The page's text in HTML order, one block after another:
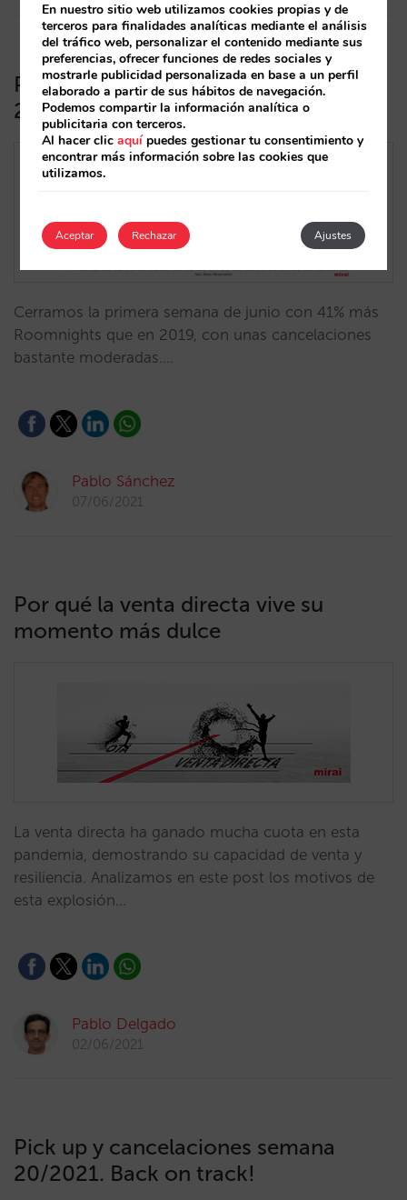
Pick up y cancelaciones semana
22/2021. Junio empieza con récords
Cerramos la primera semana de junio con 41% más
Roomnights que en 2019, con unas cancelaciones
bastante moderadas.…
Pablo Sánchez
07/06/2021
Por qué la venta directa vive su
momento más dulce
La venta directa ha ganado mucha cuota en esta
pandemia, demostrando su capacidad de venta y
resiliencia. Analizamos en este post los motivos de
esta explosión…
Pablo Delgado
02/06/2021
Pick up y cancelaciones semana
20/2021. Back on track!
En nuestro sitio web utilizamos cookies propias y de
terceros para finalidades analíticas mediante el análisis
del tráfico web, personalizar el contenido mediante sus
preferencias, ofrecer funciones de redes sociales y
mostrarle publicidad personalizada en base a un perfil
elaborado a partir de sus hábitos de navegación.
Podemos compartir la información analítica o
publicitaria con terceros.
Al hacer clicaquípuedes gestionar tu consentimiento y
encontrar más información sobre las cookies que
utilizamos.
Aceptar Ajustes
Rechazar